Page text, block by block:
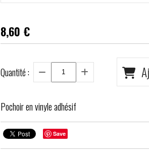
8,60 €
Quantité :
Pochoir en vinyle adhésif
Save